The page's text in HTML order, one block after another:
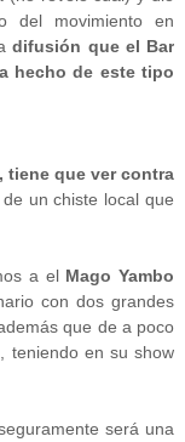
del movimiento en
difusión que el Bar
hecho de este tipo
tiene que ver contra
de un chiste local que
a el Mago Yambo
con dos grandes
que de a poco
teniendo en su show
será una